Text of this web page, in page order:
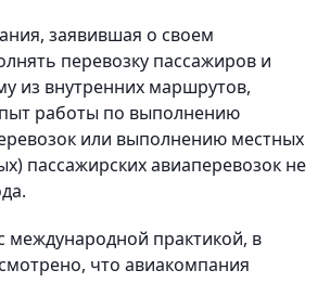
заявившая о своем
перевозку пассажиров и
из внутренних маршрутов,
работы по выполнению
или выполнению местных
пассажирских авиаперевозок не
международной практикой, в
что авиакомпания